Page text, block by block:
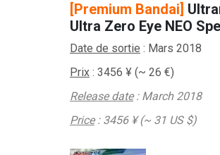
[Premium Bandai]
Ultra Zero Eye NEO
Date de sortie : Mars 2018
Prix : 3456 ¥ (~ 26 €)
Release date: March 2018
Price: 3456 ¥ (~ 31 US $)